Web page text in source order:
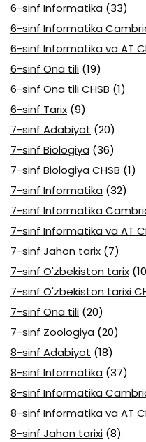
6-sinf Informatika (33)
6-sinf Informatika
6-sinf Informatika va AT
6-sinf Ona tili (19)
6-sinf Ona tili CHSB (1)
6-sinf Tarix (9)
7-sinf Adabiyot (20)
7-sinf Biologiya (36)
7-sinf Biologiya CHSB (1)
7-sinf Informatika (32)
7-sinf Informatika
7-sinf Informatika va AT
7-sinf Jahon tarix (7)
7-sinf O'zbekiston tarix
7-sinf O'zbekiston tarixi
7-sinf Ona tili (20)
7-sinf Zoologiya (20)
8-sinf Adabiyot (18)
8-sinf Informatika (37)
8-sinf Informatika
8-sinf Informatika va AT
8-sinf Jahon tarixi (8)